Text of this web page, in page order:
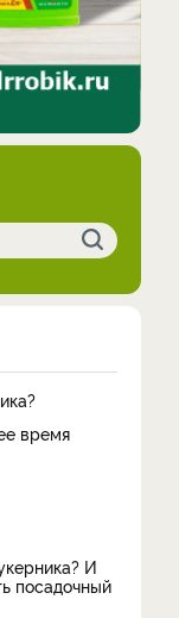
время
И
посадочный